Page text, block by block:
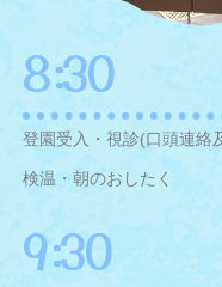
8:30
登園受入・視診(口頭連絡
検温・朝のおしたく
9:30